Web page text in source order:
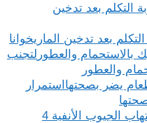
بعد تدخين الماريخوانا
لتجنب
والعطور
استمرار
الجيوب الأنفية 4